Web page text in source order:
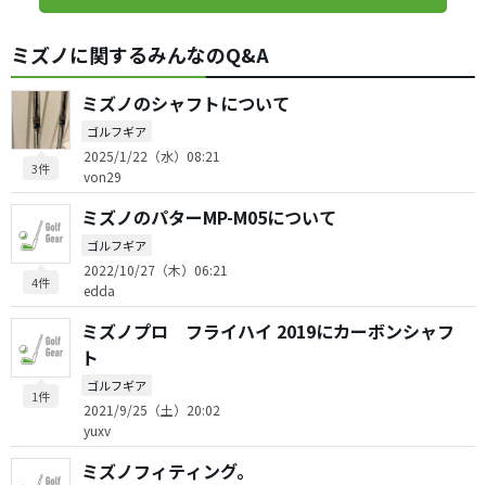
ミズノに関するみんなのQ&A
3件
ミズノのシャフトについて
ゴルフギア
2025/1/22（水）08:21
von29
4件
ミズノのパターMP-M05について
ゴルフギア
2022/10/27（木）06:21
edda
1件
ミズノプロ フライハイ 2019にカーボンシャフ
ト
ゴルフギア
2021/9/25（土）20:02
yuxv
ミズノフィティング。